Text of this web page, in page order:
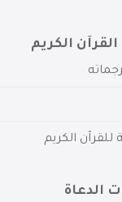
الكريم
الكريم
الدعاة